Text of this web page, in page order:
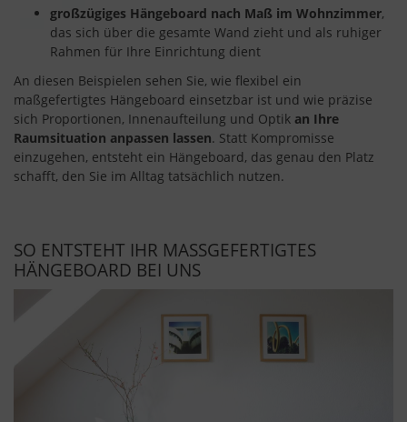
großzügiges Hängeboard nach Maß im Wohnzimmer,
das sich über die gesamte Wand zieht und als ruhiger
Rahmen für Ihre Einrichtung dient
An diesen Beispielen sehen Sie, wie flexibel ein
maßgefertigtes Hängeboard einsetzbar ist und wie präzise
sich Proportionen, Innenaufteilung und Optik an Ihre
Raumsituation anpassen lassen. Statt Kompromisse
einzugehen, entsteht ein Hängeboard, das genau den Platz
schafft, den Sie im Alltag tatsächlich nutzen.
SO ENTSTEHT IHR MASSGEFERTIGTES H
ÄNGEBOARD BEI UNS